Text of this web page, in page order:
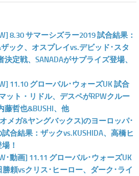
8.30 サマーシズラー2019 試合結果：
ック、オスプレイvs.デビッド･スタ
定戦、SANADAがサプライズ登場、
11.10 グローバル･ウォーズUK 試合
ット・リドル、デスペがRPWクルー
藤哲也&BUSHI、他
メガ&ヤングバックス)のヨーロッパ･
合結果：ザックvs.KUSHIDA、高橋ヒ
！
･動画] 11.11 グローバル･ウォーズUK
頼vsクリス･ヒーロー、ダーク･ライ